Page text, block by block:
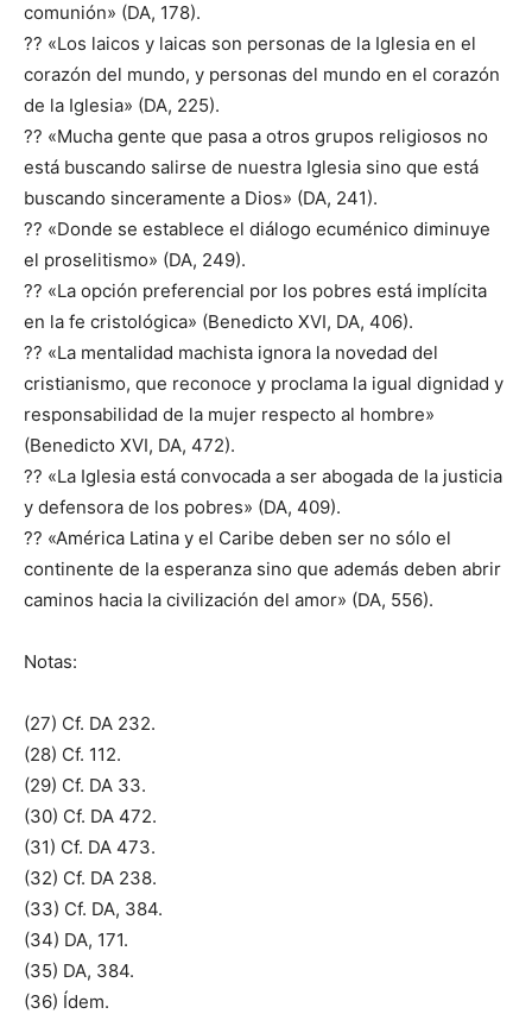
comunión» (DA, 178).
?? «Los laicos y laicas son personas de la Iglesia en el
corazón del mundo, y personas del mundo en el corazón
de la Iglesia» (DA, 225).
?? «Mucha gente que pasa a otros grupos religiosos no
está buscando salirse de nuestra Iglesia sino que está
buscando sinceramente a Dios» (DA, 241).
?? «Donde se establece el diálogo ecuménico diminuye
el proselitismo» (DA, 249).
?? «La opción preferencial por los pobres está implícita
en la fe cristológica» (Benedicto XVI, DA, 406).
?? «La mentalidad machista ignora la novedad del
cristianismo, que reconoce y proclama la igual dignidad y
responsabilidad de la mujer respecto al hombre»
(Benedicto XVI, DA, 472).
?? «La Iglesia está convocada a ser abogada de la justicia
y defensora de los pobres» (DA, 409).
?? «América Latina y el Caribe deben ser no sólo el
continente de la esperanza sino que además deben abrir
caminos hacia la civilización del amor» (DA, 556).
Notas:
(27) Cf. DA 232.
(28) Cf. 112.
(29) Cf. DA 33.
(30) Cf. DA 472.
(31) Cf. DA 473.
(32) Cf. DA 238.
(33) Cf. DA, 384.
(34) DA, 171.
(35) DA, 384.
(36) Ídem.